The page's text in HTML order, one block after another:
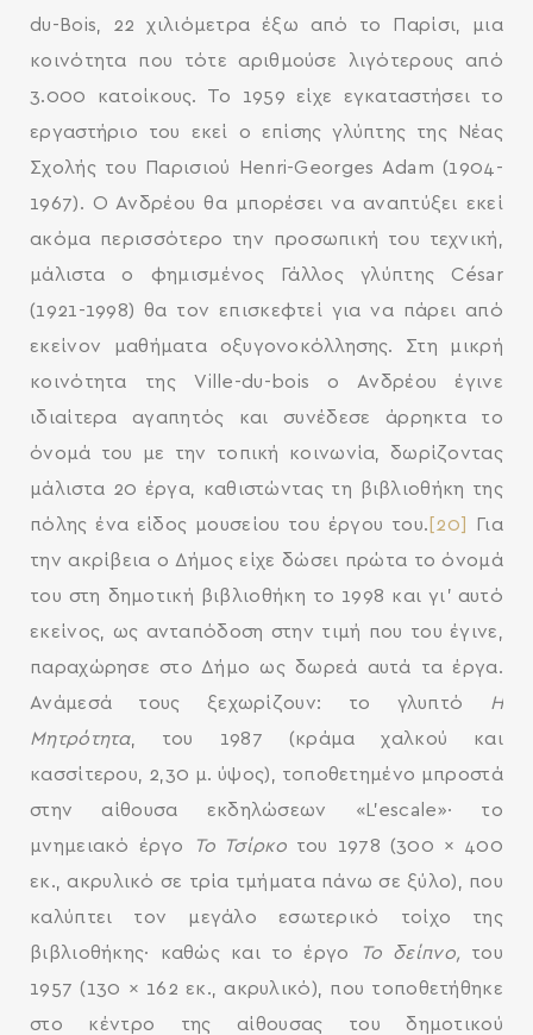
SEARCH AND PRESS ENTER
du-Bois, 22 χιλιόμετρα έξω από το Παρίσι, μια
κοινότητα που τότε αριθμούσε λιγότερους από
3.000 κατοίκους. Το 1959 είχε εγκαταστήσει το
εργαστήριο του εκεί ο επίσης γλύπτης της Νέας
Σχολής του Παρισιού Henri-Georges Adam (1904-
1967). Ο Ανδρέου θα μπορέσει να αναπτύξει εκεί
ακόμα περισσότερο την προσωπική του τεχνική,
μάλιστα ο φημισμένος Γάλλος γλύπτης César
(1921-1998) θα τον επισκεφτεί για να πάρει από
εκείνον μαθήματα οξυγονοκόλλησης. Στη μικρή
κοινότητα της Ville-du-bois ο Ανδρέου έγινε
ιδιαίτερα αγαπητός και συνέδεσε άρρηκτα το
όνομά του με την τοπική κοινωνία, δωρίζοντας
μάλιστα 20 έργα, καθιστώντας τη βιβλιοθήκη της
πόλης ένα είδος μουσείου του έργου του. [20]
Για
την ακρίβεια ο Δήμος είχε δώσει πρώτα το όνομά
του στη δημοτική βιβλιοθήκη το 1998 και γι’ αυτό
εκείνος, ως ανταπόδοση στην τιμή που του έγινε,
παραχώρησε στο Δήμο ως δωρεά αυτά τα έργα.
Ανάμεσά τους ξεχωρίζουν: το γλυπτό
Η
Μητρότητα, του 1987 (κράμα χαλκού και
κασσίτερου, 2,30 μ. ύψος), τοποθετημένο μπροστά
στην αίθουσα εκδηλώσεων «L’escale»∙ το
μνημειακό έργο
Το Τσίρκο του 1978 (300 × 400
εκ., ακρυλικό σε τρία τμήματα πάνω σε ξύλο), που
καλύπτει τον μεγάλο εσωτερικό τοίχο της
βιβλιοθήκης∙ καθώς και το έργο
Το δείπνο, του
1957 (130 × 162 εκ., ακρυλικό), που τοποθετήθηκε
στο κέντρο της αίθουσας του δημοτικού